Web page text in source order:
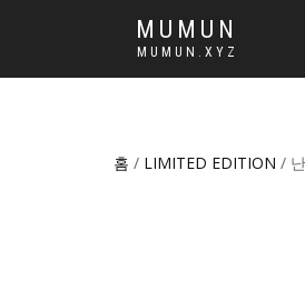
MUMUN
MUMUN.XYZ
홈 / LIMITED EDITION /